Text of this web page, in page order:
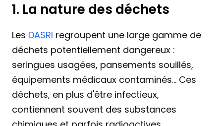
1. La nature des déchets
Les DASRI regroupent une large gamme de
déchets potentiellement dangereux :
seringues usagées, pansements souillés,
équipements médicaux contaminés... Ces
déchets, en plus d'être infectieux,
contiennent souvent des substances